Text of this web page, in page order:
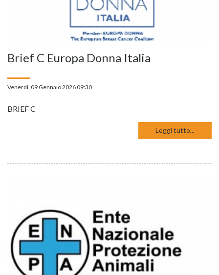
Brief C Europa Donna Italia
Venerdì, 09 Gennaio 2026 09:30
BRIEF C
Leggi tutto...